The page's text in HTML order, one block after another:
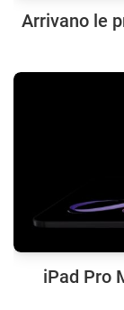
Arrivano le
iPad Pro